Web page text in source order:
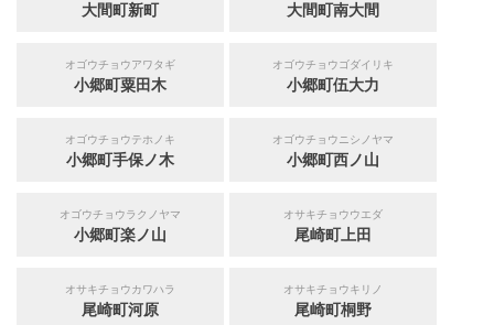
大間町新町 大間町南大間
オゴウチョウアワタギ
小郷町粟田木
オゴウチョウゴダイリキ
小郷町伍大力
オゴウチョウテホノキ
小郷町手保ノ木
オゴウチョウニシノヤマ
小郷町西ノ山
オゴウチョウラクノヤマ
小郷町楽ノ山
オサキチョウウエダ
尾崎町上田
オサキチョウカワハラ
尾崎町河原
オサキチョウキリノ
尾崎町桐野